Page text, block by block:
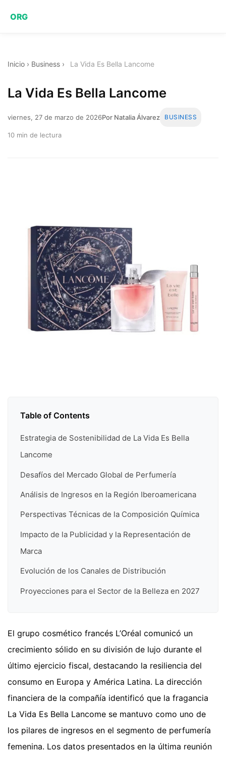
ORG
Inicio › Business › La Vida Es Bella Lancome
La Vida Es Bella Lancome
viernes, 27 de marzo de 2026Por Natalia Álvarez BUSINESS
10 min de lectura
Table of Contents
Estrategia de Sostenibilidad de La Vida Es Bella
Lancome
Desafíos del Mercado Global de Perfumería
Análisis de Ingresos en la Región Iberoamericana
Perspectivas Técnicas de la Composición Química
Impacto de la Publicidad y la Representación de
Marca
Evolución de los Canales de Distribución
Proyecciones para el Sector de la Belleza en 2027
El grupo cosmético francés L’Oréal comunicó un
crecimiento sólido en su división de lujo durante el
último ejercicio fiscal, destacando la resiliencia del
consumo en Europa y América Latina. La dirección
financiera de la compañía identificó que la fragancia
La Vida Es Bella Lancome se mantuvo como uno de
los pilares de ingresos en el segmento de perfumería
femenina. Los datos presentados en la última reunión